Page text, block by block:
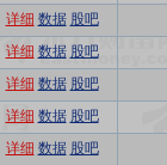
详细 数据 股吧
详细 数据 股吧
详细 数据 股吧
详细 数据 股吧
详细 数据 股吧